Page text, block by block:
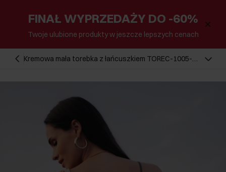
FINAŁ WYPRZEDAŻY DO -60%
Twoje ulubione produkty w jeszcze lepszych cenach
Kremowa mała torebka z łańcuszkiem TOREC-1005-